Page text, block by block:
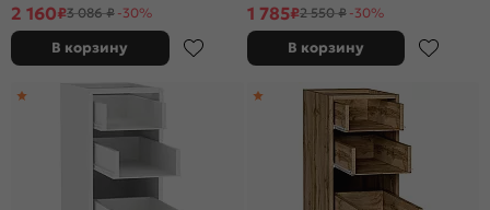
2 160₽3 086 ₽ -30%
В корзину
1 785₽2 550 ₽ -30%
В корзину